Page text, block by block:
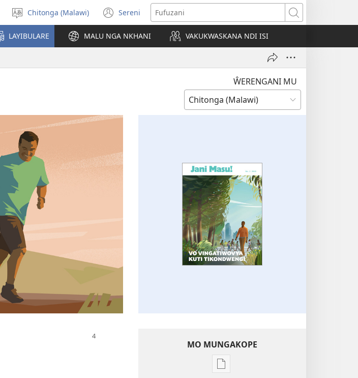
Sankhani
chineneru
Chitonga (Malawi) Sereni
(Lajula
Peji
Linyaki)
Fufuzani
LAYIBULARE MALU NGA NKHANI VAKUKWASKANA NDI ISI
ŴERENGANI MU
MO MUNGAKOPE
Nthowa